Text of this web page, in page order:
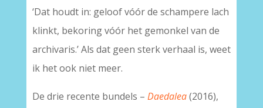
‘Dat houdt in: geloof vóór de schampere lach
klinkt, bekoring vóór het gemonkel van de
archivaris.’ Als dat geen sterk verhaal is, weet
ik het ook niet meer.
De drie recente bundels – Daedalea(2016),